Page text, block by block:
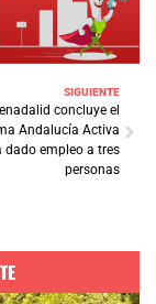
SIGUIENTE
concluye el
Andalucía Activa
dado empleo a tres
personas